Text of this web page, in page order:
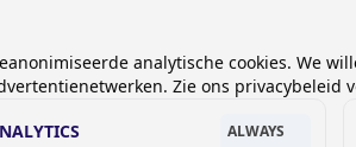
analytische cookies. We
Zie ons privacybeleid
ALWAYS